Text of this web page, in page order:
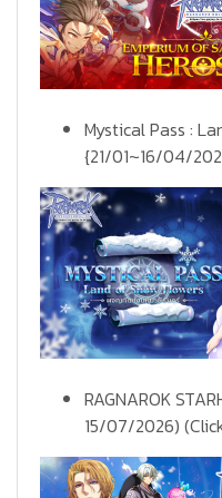
Mystical Pass :
{21/01~16/04/
RAGNAROK
15/07/2026)